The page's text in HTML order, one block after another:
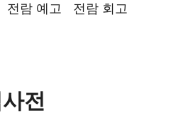
전람 예고 전람 회고
전